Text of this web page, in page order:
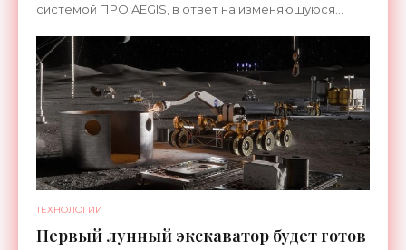
системой ПРО AEGIS, в ответ на изменяющуюся
ракетные
ТЕХНОЛОГИИ
Первый лунный экскаватор будет готов